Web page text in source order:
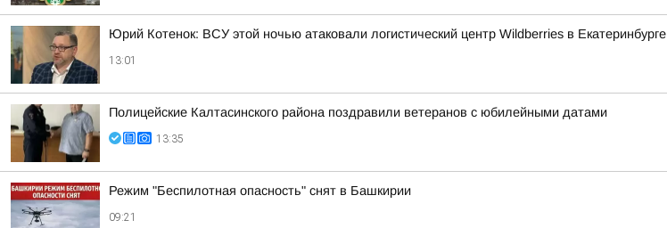
Юрий Котенок: ВСУ этой ночью атаковали логистический центр Wildberries в Екатеринбурге
13:01
Полицейские Калтасинского района поздравили ветеранов с юбилейными датами
13:35
Режим "Беспилотная опасность" снят в Башкирии
09:21